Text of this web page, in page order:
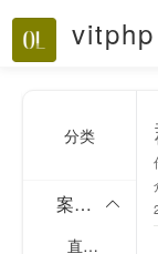
vitphp
分类
案例方案
直播系统